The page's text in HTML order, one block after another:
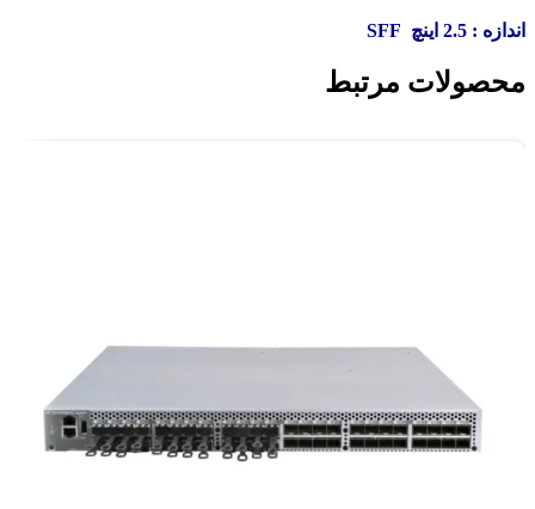
اندازه : 2.5 اینچ SFF
محصولات مرتبط